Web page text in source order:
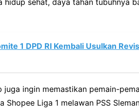
hidup sehat, daya tahan tubuhnya
1 DPD RI Kembali Usulkan
juga ingin memastikan pemain-
Shopee Liga 1 melawan PSS